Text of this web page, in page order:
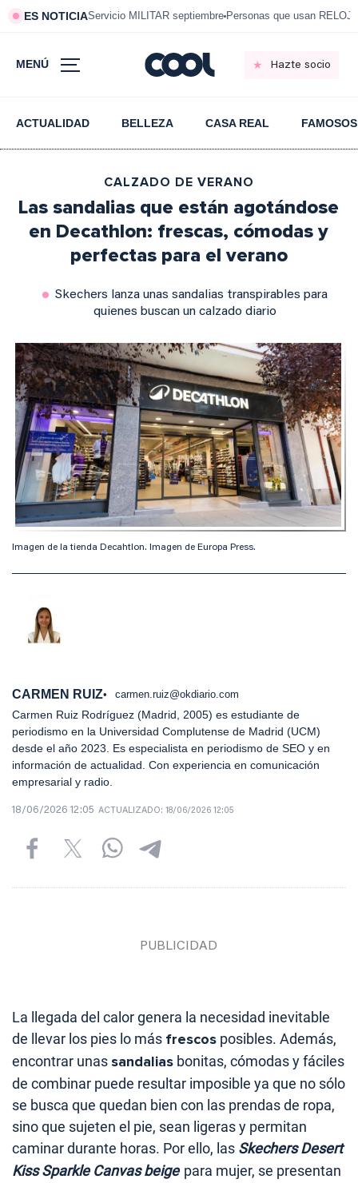
ES NOTICIAServicio MILITAR septiembre Personas que usan RELOJ
MENÚ Hazte socio
ACTUALIDAD BELLEZA CASA REAL FAMOSOS
CALZADO DE VERANO
Las sandalias que están agotándose
en Decathlon: frescas, cómodas y
perfectas para el verano
Skechers lanza unas sandalias transpirables para
quienes buscan un calzado diario
Imagen de la tienda Decahtlon. Imagen de Europa Press.
CARMEN RUIZ carmen.ruiz@okdiario.com
Carmen Ruiz Rodríguez (Madrid, 2005) es estudiante de
periodismo en la Universidad Complutense de Madrid (UCM)
desde el año 2023. Es especialista en periodismo de SEO y en
información de actualidad. Con experiencia en comunicación
empresarial y radio.
18/06/2026 12:05 ACTUALIZADO: 18/06/2026 12:05
La llegada del calor genera la necesidad inevitable
de llevar los pies lo más frescos posibles. Además,
encontrar unas sandalias bonitas, cómodas y fáciles
de combinar puede resultar imposible ya que no sólo
se busca que quedan bien con las prendas de ropa,
sino que sujeten el pie, sean ligeras y permitan
caminar durante horas. Por ello, las Skechers Desert
Kiss Sparkle Canvas beige para mujer, se presentan